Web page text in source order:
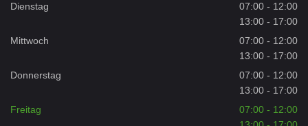
Dienstag
07:00 - 12:00
13:00 - 17:00
Mittwoch
07:00 - 12:00
13:00 - 17:00
Donnerstag
07:00 - 12:00
13:00 - 17:00
Freitag
07:00 - 12:00